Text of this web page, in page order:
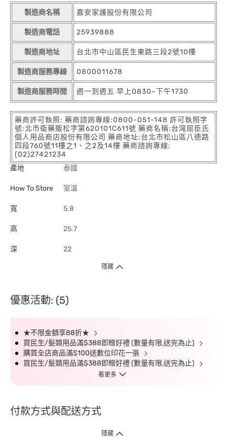
製造商名稱 嘉安家護股份有限公司
製造商電話 25939888
製造商地址 台北市中山區民生東路三段2號10樓
製造商服務專線 0800011678
製造商服務時間 週一到週五 早上0830~下午1730
藥商許可執照: 藥商諮詢專線:0800-051-148 許可執照字
號:北市衛藥販松字第620101C611號 藥商名稱:台灣屈臣氏
個人用品商店股份有限公司 藥商地址:台北市松山區八德路
四段760號11樓之1、之2及14樓 藥商諮詢專線:
(02)27421234
產地
泰國
How To Store 室溫
寬 5.8
高 25.7
深 22
隱藏
優惠活動: (5)
★不限金額享88折★
買民生/髮類用品滿$388即贈好禮 (數量有限,送完為止)
購買全店商品滿$100送數位印花一張
買民生/髮類用品滿$388即贈好禮 (數量有限,送完為止)
看更多
付款方式與配送方式
隱藏